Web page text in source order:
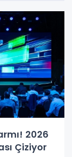
2026
Çiziyor